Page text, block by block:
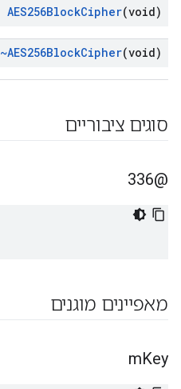
AES256BlockCipher(void)
~AES256BlockCipher(void)
סוגים ציבוריים
@336
מאפיינים מוגנים
mKey